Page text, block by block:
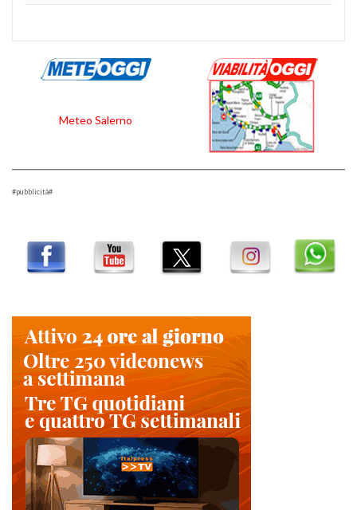
Meteo Salerno
#pubblicità#